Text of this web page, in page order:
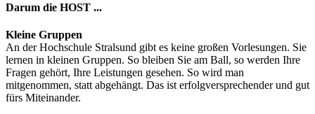
Darum die HOST ...
Kleine Gruppen
An der Hochschule Stralsund gibt es keine großen Vorlesungen. Sie
lernen in kleinen Gruppen. So bleiben Sie am Ball, so werden Ihre
Fragen gehört, Ihre Leistungen gesehen. So wird man
mitgenommen, statt abgehängt. Das ist erfolgversprechender und gut
fürs Miteinander.